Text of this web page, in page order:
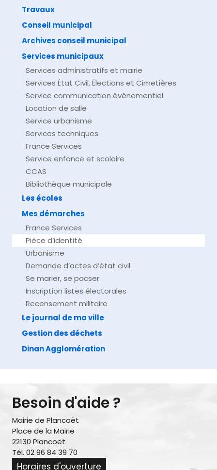
Direction de l'information légale et administrative
Travaux
Conseil municipal
Archives conseil municipal
Services municipaux
Services administratifs et mairie
Services État Civil, Élections et Cimetières
Service communication événementiel
Location de salle
Service urbanisme
Services techniques
France Services
Service enfance et scolaire
CCAS
Bibliothèque municipale
Les écoles
Mes démarches
France Services
Pièce d’identité
Urbanisme
Demande d’actes d’état civil
Se marier, se pacser
Inscription listes électorales
Recensement militaire
Le journal de ma ville
Gestion des déchets
Dinan Agglomération
Besoin d'aide ?
Mairie de Plancoët
Place de la Mairie
22130 Plancoët
Tél. 02 96 84 39 70
Horaires d'ouverture